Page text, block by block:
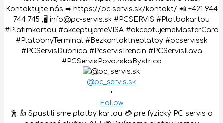
@pc_servis.sk
•
Follow
🕺 👍 Spustili sme platby kartou 💳 pre fyzický PC servis a